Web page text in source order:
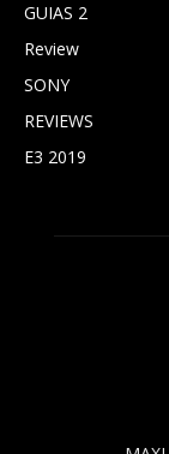
GUIAS 2
Review
SONY
REVIEWS
E3 2019